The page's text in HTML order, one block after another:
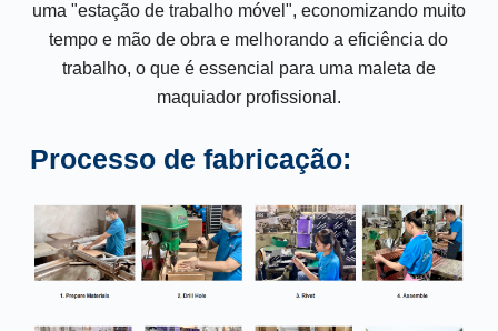
uma "estação de trabalho móvel", economizando muito
tempo e mão de obra e melhorando a eficiência do
trabalho, o que é essencial para uma maleta de
maquiador profissional.
Processo de fabricação: